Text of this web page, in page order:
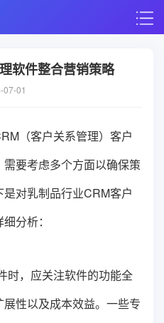
软件整合营销策略
07-01
（客户关系管理）客户
要考虑多个方面以确保策
对乳制品行业CRM客户
分析：
时，应关注软件的功能全
性以及成本效益。一些专